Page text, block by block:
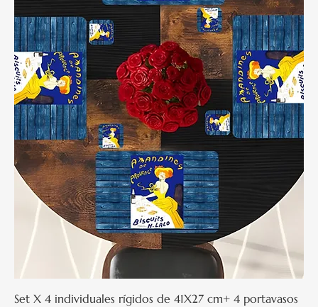
Set X 4 individuales rígidos de 41X27 cm+ 4 portavasos